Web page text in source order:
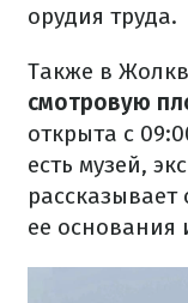
орудия труда.
Также в
смотровую
открыта с
есть музей,
ее основания